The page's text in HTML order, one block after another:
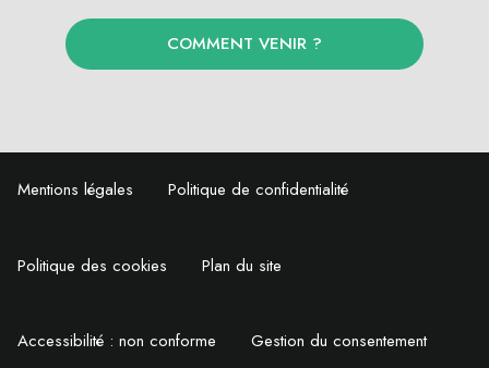
COMMENT VENIR ?
Mentions légales Politique de confidentialité
Politique des cookies Plan du site
Accessibilité : non conforme Gestion du consentement